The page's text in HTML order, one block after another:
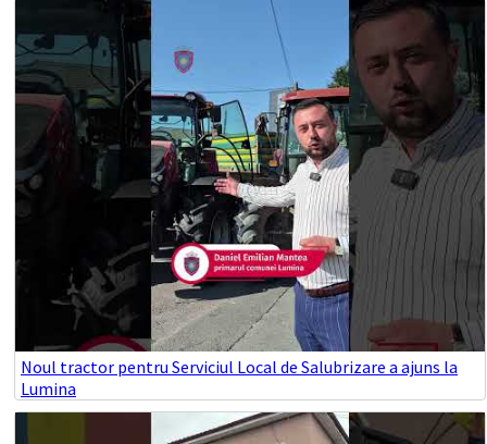
Noul tractor pentru Serviciul Local de Salubrizare a ajuns la
Lumina